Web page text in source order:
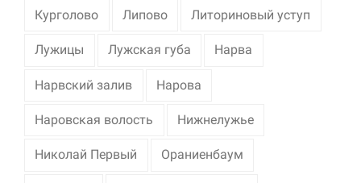
Курголово Липово Литориновый уступ
Лужицы Лужская губа Нарва
Нарвский залив Нарова
Наровская волость Нижнелужье
Николай Первый Ораниенбаум